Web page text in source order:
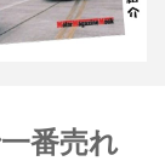
番売れ